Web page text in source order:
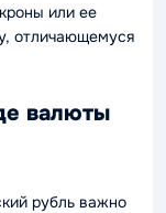
или ее
отличающемуся
валюты
рубль важно